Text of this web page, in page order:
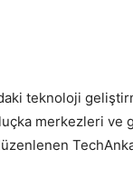
teknoloji
merkezleri ve